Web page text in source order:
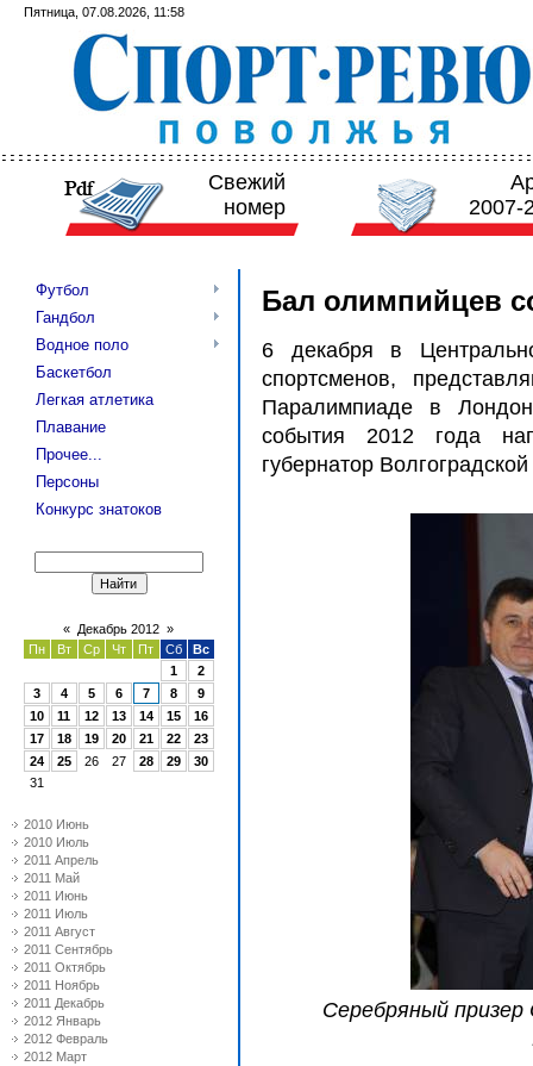
Пятница, 07.08.2026, 11:58
Свежий
номер
2007-
Футбол
Гандбол
Водное поло
Баскетбол
Легкая атлетика
Плавание
Прочее...
Персоны
Конкурс знатоков
« Декабрь 2012 »
Пн
Вт Ср Чт Пт Сб
Вс
1
2
3
4 5 6 7 8
9
10
11 12 13 14 15
16
17
18 19 20 21 22
23
24
25 26 27 28 29
30
31
2010 Июнь
2010 Июль
2011 Апрель
2011 Май
2011 Июнь
2011 Июль
2011 Август
2011 Сентябрь
2011 Октябрь
2011 Ноябрь
2011 Декабрь
2012 Январь
2012 Февраль
2012 Март
Бал олимпийцев
6 декабря в
спортсменов,
Паралимпиаде в
события 2012 года
губернатор
Серебряный